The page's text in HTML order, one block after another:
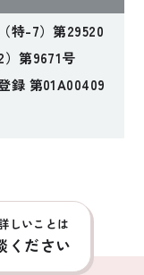
特-7）第29520
第9671号
録 第01A00409
しいことは
ください